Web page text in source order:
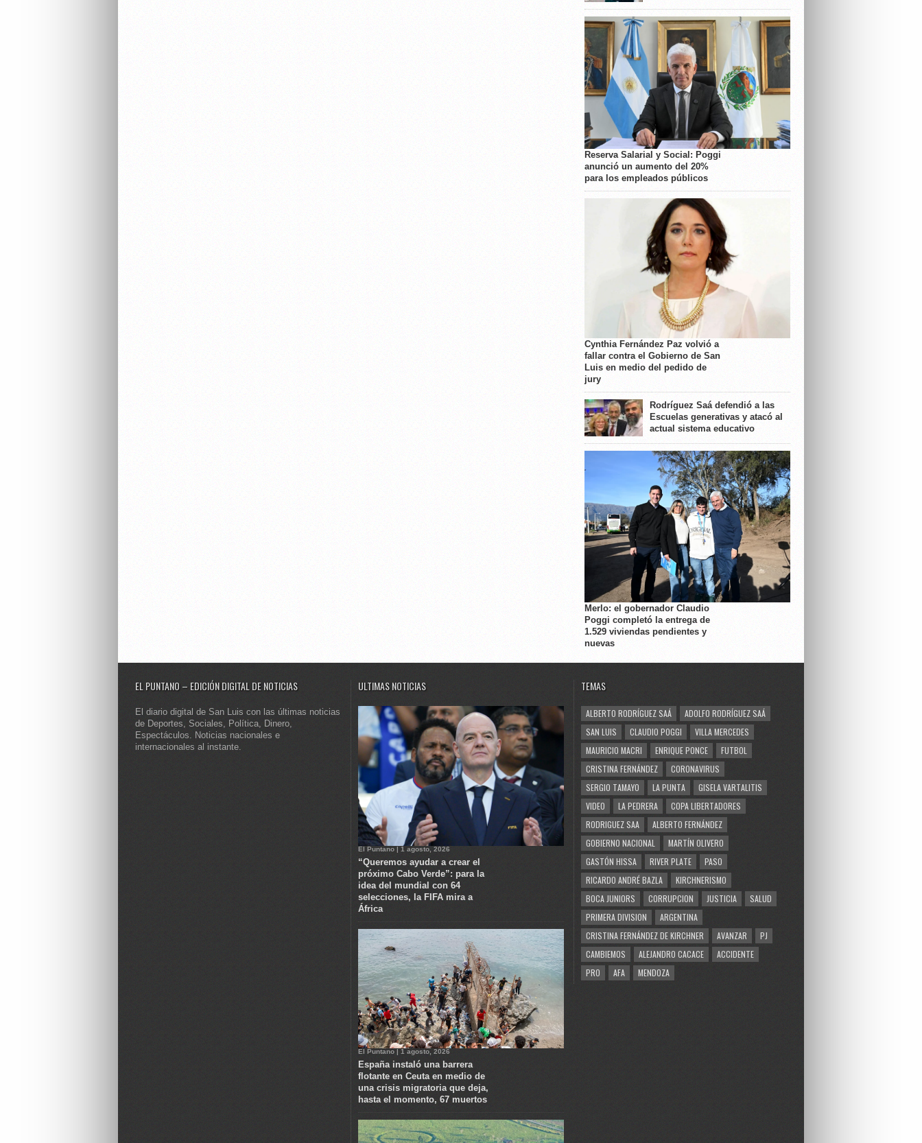
Reserva Salarial y Social: Poggi
anunció un aumento del 20%
para los empleados públicos
Cynthia Fernández Paz volvió a
fallar contra el Gobierno de San
Luis en medio del pedido de
jury
Rodríguez Saá defendió a las
Escuelas generativas y atacó al
actual sistema educativo
Merlo: el gobernador Claudio
Poggi completó la entrega de
1.529 viviendas pendientes y
nuevas
EL PUNTANO – EDICIÓN DIGITAL DE NOTICIAS
El diario digital de San Luis con las últimas noticias
de Deportes, Sociales, Política, Dinero,
Espectáculos. Noticias nacionales e
internacionales al instante.
ULTIMAS NOTICIAS
El Puntano | 1 agosto, 2026
“Queremos ayudar a crear el
próximo Cabo Verde”: para la
idea del mundial con 64
selecciones, la FIFA mira a
África
El Puntano | 1 agosto, 2026
España instaló una barrera
flotante en Ceuta en medio de
una crisis migratoria que deja,
hasta el momento, 67 muertos
TEMAS
ALBERTO RODRÍGUEZ SAÁ
ADOLFO RODRÍGUEZ SAÁ
SAN LUIS
CLAUDIO POGGI
VILLA MERCEDES
MAURICIO MACRI
ENRIQUE PONCE
FUTBOL
CRISTINA FERNÁNDEZ
CORONAVIRUS
SERGIO TAMAYO
LA PUNTA
GISELA VARTALITIS
VIDEO
LA PEDRERA
COPA LIBERTADORES
RODRIGUEZ SAA
ALBERTO FERNÁNDEZ
GOBIERNO NACIONAL
MARTÍN OLIVERO
GASTÓN HISSA
RIVER PLATE
PASO
RICARDO ANDRÉ BAZLA
KIRCHNERISMO
BOCA JUNIORS
CORRUPCION JUSTICIA
SALUD
PRIMERA DIVISION
ARGENTINA
CRISTINA FERNÁNDEZ DE KIRCHNER
AVANZAR
PJ
CAMBIEMOS
ALEJANDRO CACACE
ACCIDENTE
PRO
AFA MENDOZA